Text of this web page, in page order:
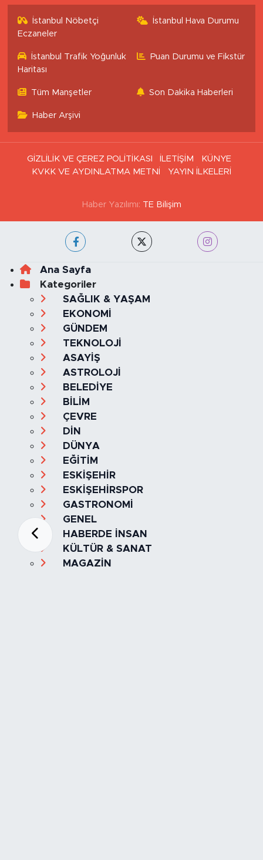
İstanbul Nöbetçi
Eczaneler
İstanbul Hava Durumu
İstanbul Trafik Yoğunluk
Haritası
Puan Durumu ve Fikstür
Tüm Manşetler Son Dakika Haberleri
Haber Arşivi
GİZLİLİK VE ÇEREZ POLİTİKASI İLETİŞİM
KÜNYE
KVKK VE AYDINLATMA METNİ
YAYIN İLKELERİ
Haber Yazılımı: TE Bilişim
Ana Sayfa
Kategoriler
SAĞLIK & YAŞAM
EKONOMİ
GÜNDEM
TEKNOLOJİ
ASAYİŞ
ASTROLOJİ
BELEDİYE
BİLİM
ÇEVRE
DİN
DÜNYA
EĞİTİM
ESKİŞEHİR
ESKİŞEHİRSPOR
GASTRONOMİ
GENEL
HABERDE İNSAN
KÜLTÜR & SANAT
MAGAZİN